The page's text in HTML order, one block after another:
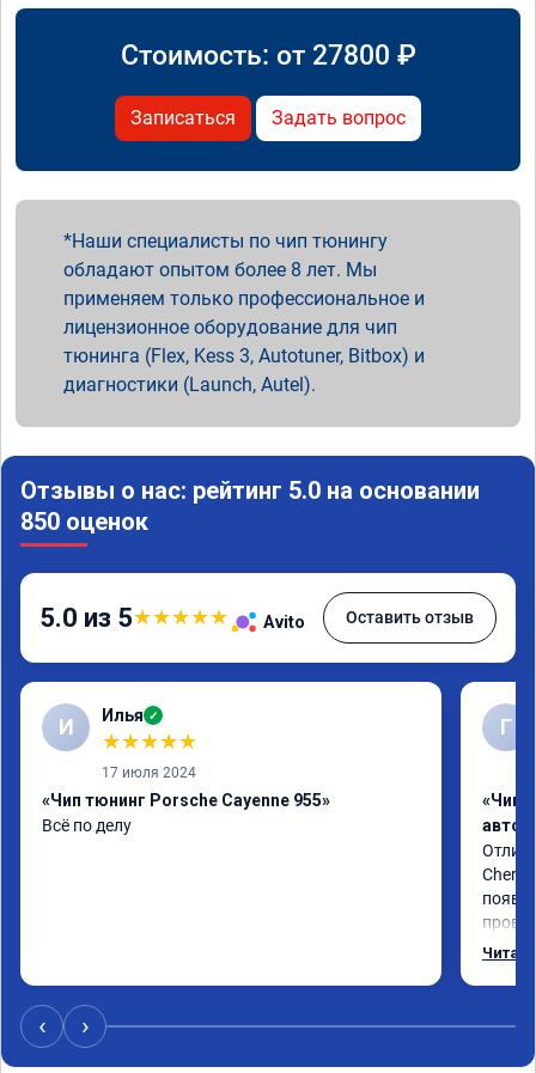
Стоимость: от 27800 ₽
Записаться Задать вопрос
Наши специалисты по чип тюнингу
обладают опытом более 8 лет. Мы
применяем только профессиональное и
лицензионное оборудование для чип
тюнинга (Flex, Kess 3, Autotuner, Bitbox) и
диагностики (Launch, Autel).
Отзывы о нас: рейтинг 5.0 на основании
850 оценок
5.0 из 5★★★★★ Avito Оставить отзыв
И Илья ✓
★★★★★
17 июля 2024
«Чип тюнинг Porsche Cayenne 955»
Всё по делу
Г
«Чип
Chery
‹ ›